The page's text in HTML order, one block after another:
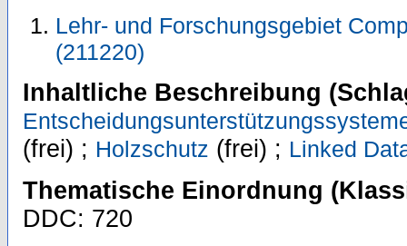
Lehr- und Forschungsgebiet
(211220)
Inhaltliche Beschreibung
(frei) ; Holzschutz (frei) ; Linked
Thematische Einordnung
DDC: 720